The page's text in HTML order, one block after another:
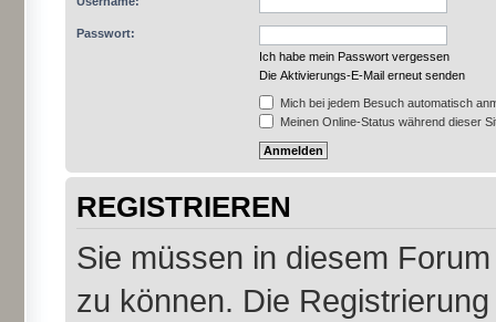
Passwort:
Ich habe mein Passwort vergessen
Die Aktivierungs-E-Mail erneut senden
Mich bei jedem Besuch automatisch
Meinen Online-Status während dieser
REGISTRIEREN
Sie müssen in diesem
zu können. Die